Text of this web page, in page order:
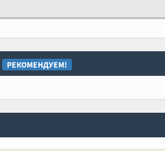
РЕКОМЕНДУЕМ!